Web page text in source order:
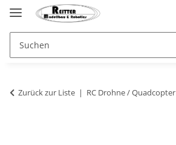
Zurück zur Liste RC Drohne / Quadcopter